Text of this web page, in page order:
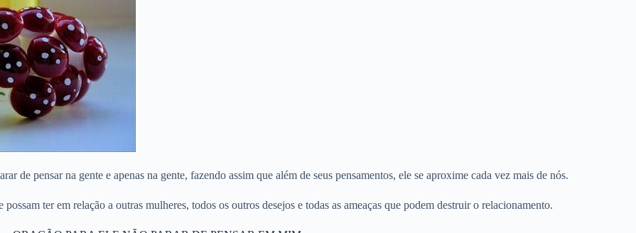
de pensar na gente e apenas na gente, fazendo assim que além de seus pensamentos, ele se aproxime cada vez mais de nós.
ter em relação a outras mulheres, todos os outros desejos e todas as ameaças que podem destruir o relacionamento.